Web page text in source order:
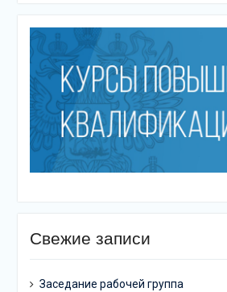
Свежие записи
Заседание рабочей группа